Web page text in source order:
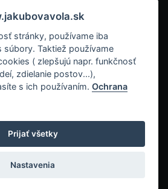
a doklady
obci a tlačivá
a mesto
údajov
stránky, používame iba
súbory. Taktiež používame
( zlepšujú napr. funkčnosť
zdielanie postov...),
s ich používaním.Ochrana
Prijať všetky
Nastavenia